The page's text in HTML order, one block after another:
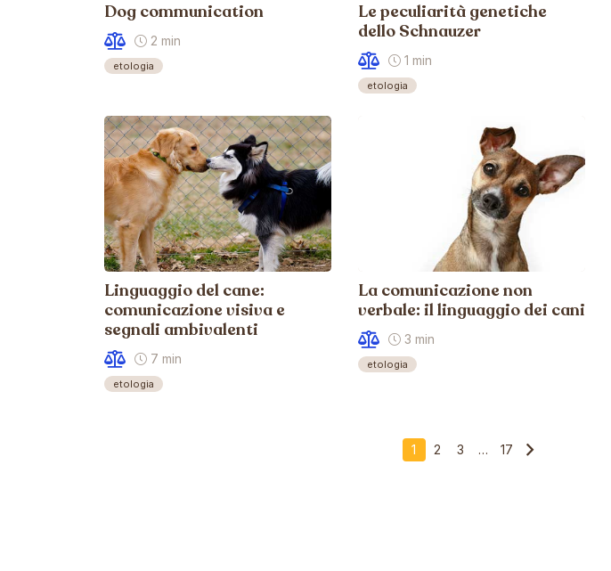
Dog communication
2 min
etologia
Le peculiarità genetiche
dello Schnauzer
1 min
etologia
Linguaggio del cane:
comunicazione visiva e
segnali ambivalenti
7 min
etologia
La comunicazione non
verbale: il linguaggio dei cani
3 min
etologia
1 2 3 … 17